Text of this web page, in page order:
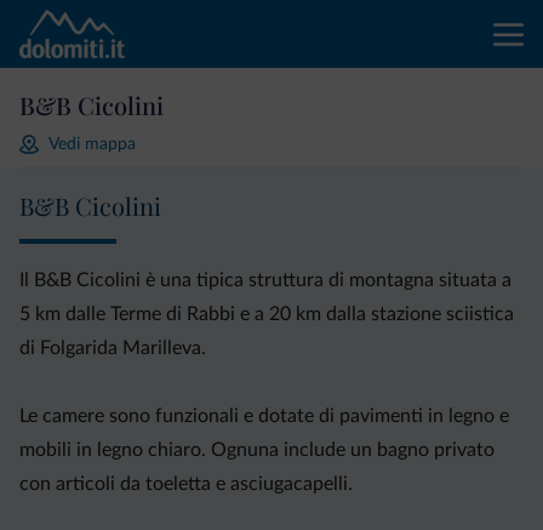
B&B Cicolini
Vedi mappa
B&B Cicolini
Il B&B Cicolini è una tipica struttura di montagna situata a
5 km dalle Terme di Rabbi e a 20 km dalla stazione sciistica
di Folgarida Marilleva.
Le camere sono funzionali e dotate di pavimenti in legno e
mobili in legno chiaro. Ognuna include un bagno privato
con articoli da toeletta e asciugacapelli.